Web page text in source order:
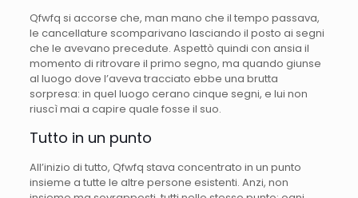
Qfwfq si accorse che, man mano che il tempo passava,
le cancellature scomparivano lasciando il posto ai segni
che le avevano precedute. Aspettò quindi con ansia il
momento di ritrovare il primo segno, ma quando giunse
al luogo dove l’aveva tracciato ebbe una brutta
sorpresa: in quel luogo cerano cinque segni, e lui non
riuscì mai a capire quale fosse il suo.
Tutto in un punto
All’inizio di tutto, Qfwfq stava concentrato in un punto
insieme a tutte le altre persone esistenti. Anzi, non